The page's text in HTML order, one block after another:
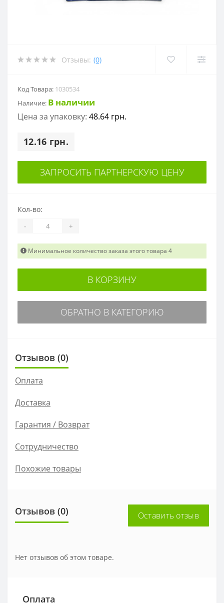
Отзывы: (0)
Код Товара: 1030534
Наличие: В наличии
Цена за упаковку: 48.64 грн.
12.16 грн.
ЗАПРОСИТЬ ПАРТНЕРСКУЮ ЦЕНУ
Кол-во:
- +
Минимальное количество заказа этого товара 4
В КОРЗИНУ
ОБРАТНО В КАТЕГОРИЮ
Отзывов (0)
Оплата
Доставка
Гарантия / Возврат
Сотрудничество
Похожие товары
Отзывов (0) Оставить отзыв
Нет отзывов об этом товаре.
Оплата